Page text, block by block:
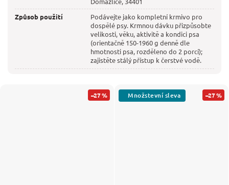
Způsob použití
Podávejte jako kompletní krmivo pro
dospělé psy. Krmnou dávku přizpůsobte
velikosti, věku, aktivitě a kondici psa
(orientačně 150-1960 g denně dle
hmotnosti psa, rozděleno do 2 porcí);
zajistěte stálý přístup k čerstvé vodě.
–27 % –27 %